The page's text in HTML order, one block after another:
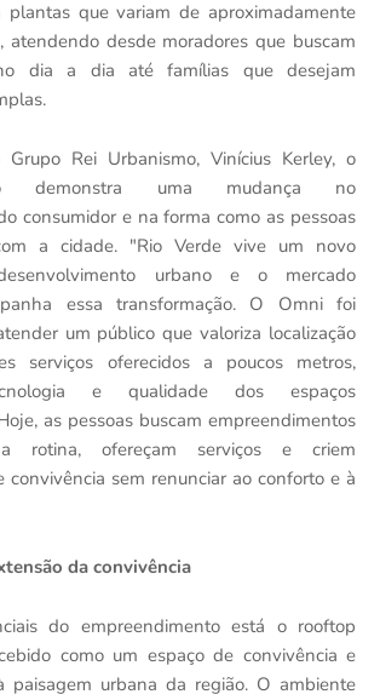
plantas que variam de aproximadamente
atendendo desde moradores que buscam
dia a dia até famílias que desejam
Rei Urbanismo, Vinícius Kerley, o
demonstra uma mudança no
consumidor e na forma como as pessoas
a cidade. "Rio Verde vive um novo
urbano e o mercado
essa transformação. O Omni foi
um público que valoriza localização
serviços oferecidos a poucos metros,
e qualidade dos espaços
as pessoas buscam empreendimentos
rotina, ofereçam serviços e criem
convivência sem renunciar ao conforto e à
da convivência
do empreendimento está o rooftop
como um espaço de convivência e
paisagem urbana da região. O ambiente